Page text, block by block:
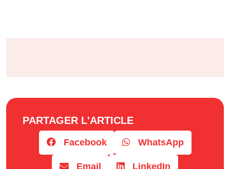
PARTAGER L'ARTICLE
Facebook WhatsApp
Email LinkedIn